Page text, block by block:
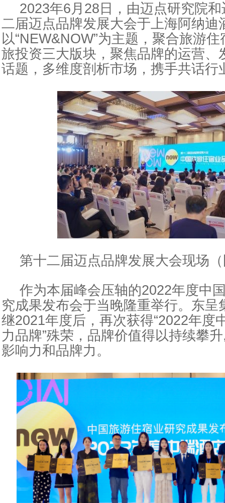
2023年6月28日，由迈点研究院
二届迈点品牌发展大会于上海阿纳迪
以“NEW&NOW”为主题，聚合旅游
旅投资三大版块，聚焦品牌的运营、
话题，多维度剖析市场，携手共话行
第十二届迈点品牌发展大会现场
作为本届峰会压轴的2022年度中
究成果发布会于当晚隆重举行。东呈
继2021年度后，再次获得“2022年度
力品牌”殊荣，品牌价值得以持续攀
影响力和品牌力。